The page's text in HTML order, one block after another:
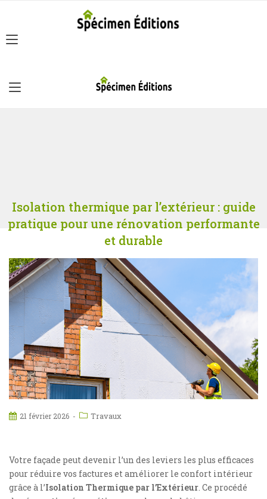
Isolation thermique par l’extérieur : guide
pratique pour une rénovation performante
et durable
21 février 2026 Travaux
Votre façade peut devenir l’un des leviers les plus efficaces
pour réduire vos factures et améliorer le confort intérieur
grâce à l’Isolation Thermique par l’Extérieur. Ce procédé